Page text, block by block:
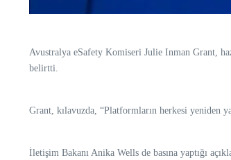
Avustralya eSafety Komiseri Julie Inman Grant,
belirtti.
Grant, kılavuzda, “Platformların herkesi yeniden
İletişim Bakanı Anika Wells de basına yaptığı